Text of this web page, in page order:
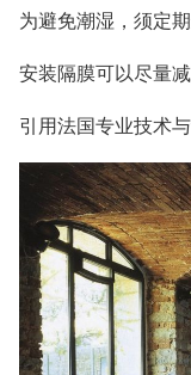
为避免潮湿，须定期
安装隔膜可以尽量减
引用法国专业技术